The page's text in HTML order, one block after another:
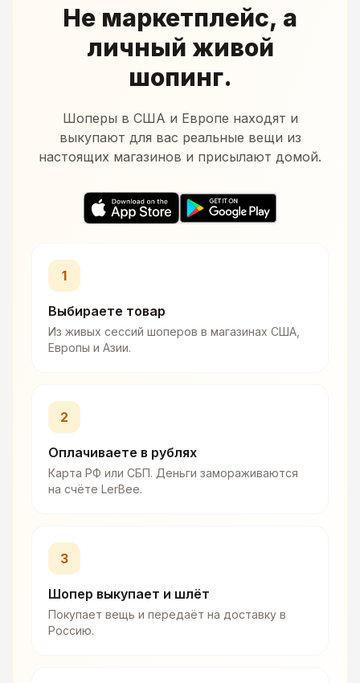
Не маркетплейс, а
личный живой
шопинг.
Шоперы в США и Европе находят и
выкупают для вас реальные вещи из
настоящих магазинов и присылают домой.
1
Выбираете товар
Из живых сессий шоперов в магазинах США,
Европы и Азии.
2
Оплачиваете в рублях
Карта РФ или СБП. Деньги замораживаются
на счёте LerBee.
3
Шопер выкупает и шлёт
Покупает вещь и передаёт на доставку в
Россию.